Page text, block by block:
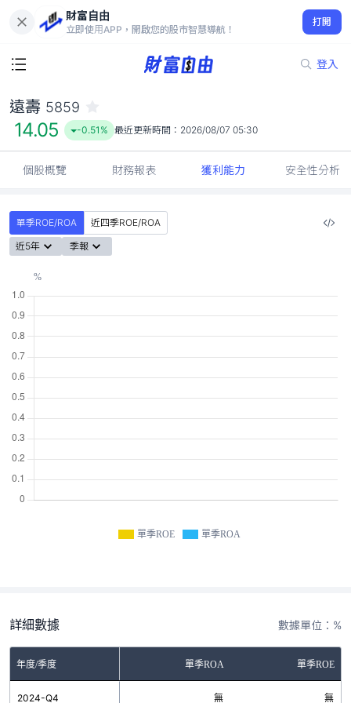
財富自由
立即使用APP，開啟您的股市智慧導航！
打開
登入
14.05
-0.51%
遠壽 5859
14.05 -0.51% 最近更新時間： 2026/08/07 05:30
個股概覽 財務報表 獲利能力 安全性分析
單季ROE/ROA
近四季ROE/ROA
近5年
季報
單季ROE 單季ROA
詳細數據 數據單位：%
年度/季度 單季ROA 單季ROE
2024-Q4 無 無